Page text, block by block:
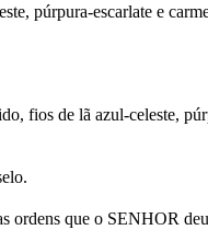
púrpura-escarlate e
fios de lã azul-celeste,
ordens que o SENHOR